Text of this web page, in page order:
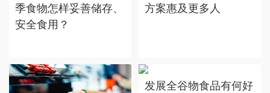
季食物怎样妥善储存、
安全食用？
方案惠及更多人
发展全谷物食品有何好